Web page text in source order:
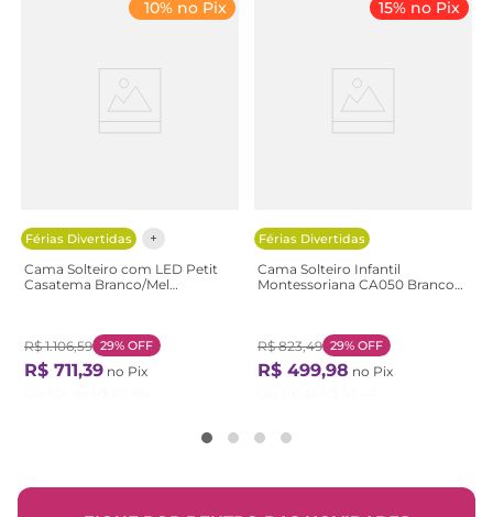
Férias Divertidas
10% no Pix
Cama Solteiro com LED Petit
Casatema Branco/Mel
R$ 1.106,59 29% OFF
R$ 711,39 no Pix
Férias Divertidas
15% no Pix
Cama Solteiro Infantil
Montessoriana CA050 Branco
R$ 823,49 29% OFF
R$ 499,98 no Pix